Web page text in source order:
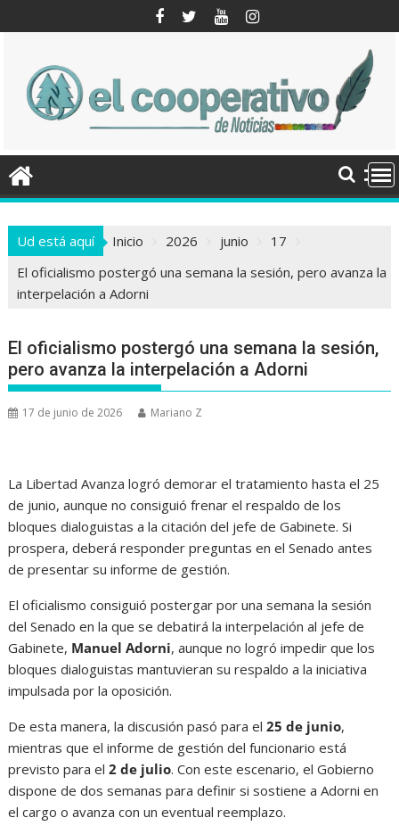
al
Ud está aquí Inicio 2026 junio
17
El oficialismo postergó una semana la sesión, pero avanza la
interpelación a Adorni
El oficialismo postergó una semana la sesión,
pero avanza la interpelación a Adorni
17 de junio de 2026 Mariano Z
La Libertad Avanza logró demorar el tratamiento hasta el 25
de junio, aunque no consiguió frenar el respaldo de los
bloques dialoguistas a la citación del jefe de Gabinete. Si
prospera, deberá responder preguntas en el Senado antes
de presentar su informe de gestión.
El oficialismo consiguió postergar por una semana la sesión
del Senado en la que se debatirá la interpelación al jefe de
Gabinete, Manuel Adorni, aunque no logró impedir que los
bloques dialoguistas mantuvieran su respaldo a la iniciativa
impulsada por la oposición.
De esta manera, la discusión pasó para el25 de junio,
mientras que el informe de gestión del funcionario está
previsto para el2 de julio. Con este escenario, el Gobierno
dispone de dos semanas para definir si sostiene a Adorni en
el cargo o avanza con un eventual reemplazo.